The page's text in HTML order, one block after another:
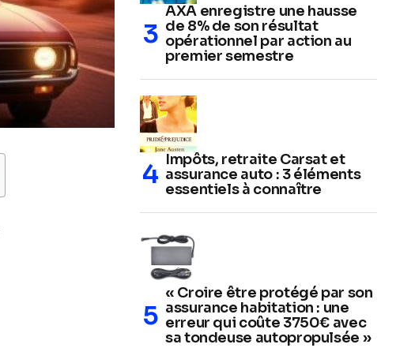
AXA enregistre une hausse
de 8% de son résultat
opérationnel par action au
premier semestre
Impôts, retraite Carsat et
assurance auto : 3 éléments
essentiels à connaître
« Croire être protégé par son
assurance habitation : une
erreur qui coûte 3750€ avec
sa tondeuse autopropulsée »